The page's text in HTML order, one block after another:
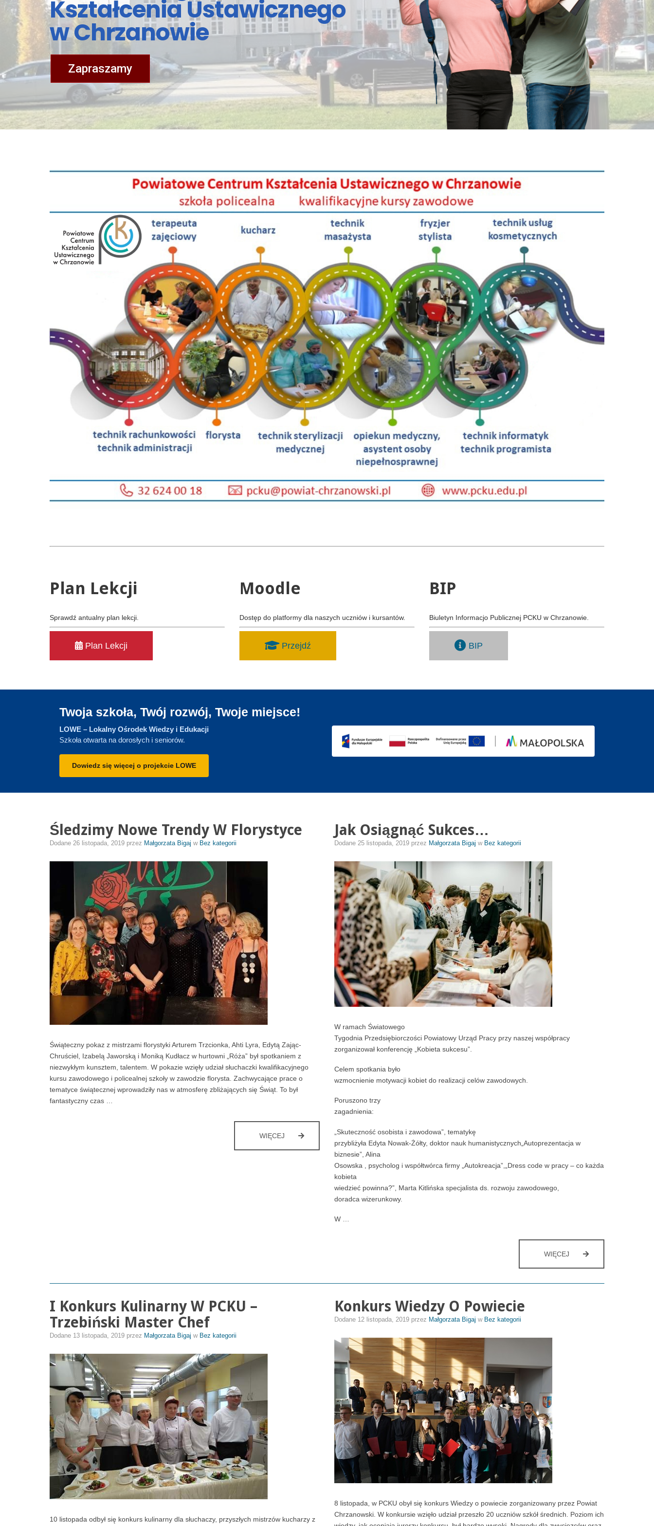
Kształcenia Ustawicznego
w Chrzanowie
Zapraszamy
Plan Lekcji
Sprawdź antualny plan lekcji.
Plan Lekcji
Moodle
Dostęp do platformy dla naszych uczniów i kursantów.
Przejdź
BIP
Biuletyn Informacjo Publicznej PCKU w Chrzanowie.
BIP
Twoja szkoła, Twój rozwój, Twoje miejsce!
LOWE – Lokalny Ośrodek Wiedzy i Edukacji
Szkoła otwarta na dorosłych i seniorów.
Dowiedz się więcej o projekcie LOWE
Śledzimy Nowe Trendy W Florystyce
Dodane 26 listopada, 2019 przez Małgorzata Bigaj w Bez kategorii
Świąteczny pokaz z mistrzami florystyki Arturem Trzcionka, Ahti Lyra, Edytą Zając-
Chruściel, Izabelą Jaworską i Moniką Kudłacz w hurtowni „Róża” był spotkaniem z
niezwykłym kunsztem, talentem. W pokazie wzięły udział słuchaczki kwalifikacyjnego
kursu zawodowego i policealnej szkoły w zawodzie florysta. Zachwycające prace o
tematyce świątecznej wprowadziły nas w atmosferę zbliżających się Świąt. To był
fantastyczny czas …
WIĘCEJ ŚLEDZIMY
Jak Osiągnąć Sukces…
Dodane 25 listopada, 2019 przez Małgorzata Bigaj w Bez kategorii
W ramach Światowego
Tygodnia Przedsiębiorczości Powiatowy Urząd Pracy przy naszej współpracy
zorganizował konferencję „Kobieta sukcesu”.
Celem spotkania było
wzmocnienie motywacji kobiet do realizacji celów zawodowych.
Poruszono trzy
zagadnienia:
„Skuteczność osobista i zawodowa”, tematykę
przybliżyła Edyta Nowak-Żółty, doktor nauk humanistycznych„Autoprezentacja w
biznesie”, Alina
Osowska , psycholog i współtwórca firmy „Autokreacja”,„Dress code w pracy – co każda
kobieta
wiedzieć powinna?”, Marta Kitlińska specjalista ds. rozwoju zawodowego,
doradca wizerunkowy.
W …
WIĘCEJ
I Konkurs Kulinarny W PCKU –
Trzebiński Master Chef
Dodane 13 listopada, 2019 przez Małgorzata Bigaj w Bez kategorii
10 listopada odbył się konkurs kulinarny dla słuchaczy, przyszłych mistrzów kucharzy z
Konkurs Wiedzy O Powiecie
Dodane 12 listopada, 2019 przez Małgorzata Bigaj w Bez kategorii
8 listopada, w PCKU obył się konkurs Wiedzy o powiecie zorganizowany przez Powiat
Chrzanowski. W konkursie wzięło udział przeszło 20 uczniów szkół średnich. Poziom ich